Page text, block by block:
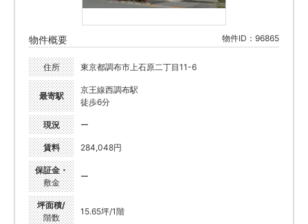
物件概要 物件ID：96865
住所 東京都調布市上石原二丁目11-6
最寄駅
京王線西調布駅
徒歩6分
現況 ー
賃料 284,048円
保証金・
敷金
ー
坪面積/
階数
15.65坪/1階